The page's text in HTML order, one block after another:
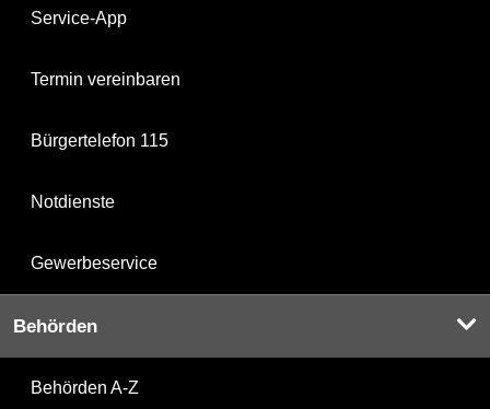
Service-App
Termin vereinbaren
Bürgertelefon 115
Notdienste
Gewerbeservice
Behörden
Behörden A-Z